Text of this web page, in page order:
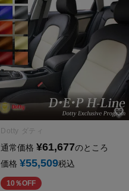
Dotty ダティ
通常価格 ¥61,677のところ
価格 ¥55,509税込
10％OFF